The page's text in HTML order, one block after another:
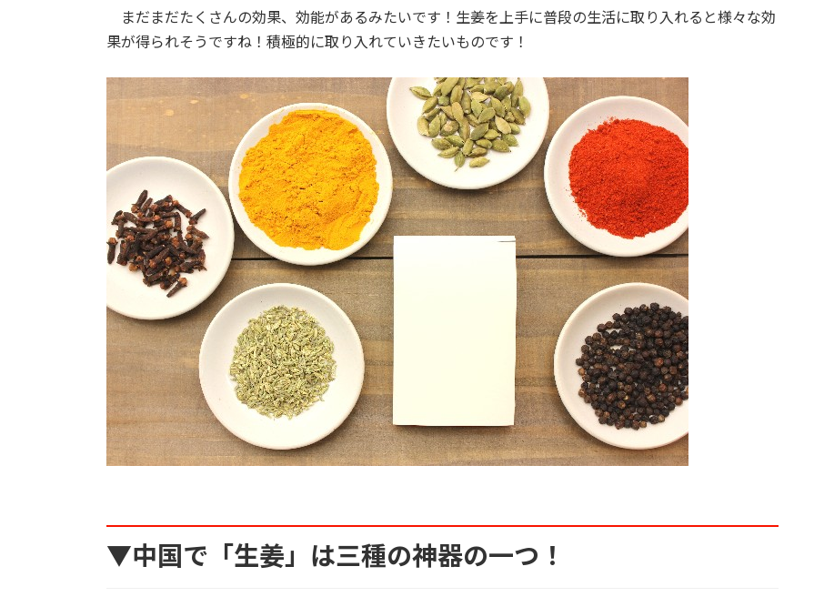
まだまだたくさんの効果、効能があるみたいです！生姜を上手に普段の生活に取り入れると様々な効
果が得られそうですね！積極的に取り入れていきたいものです！
▼中国で「生姜」は三種の神器の一つ！